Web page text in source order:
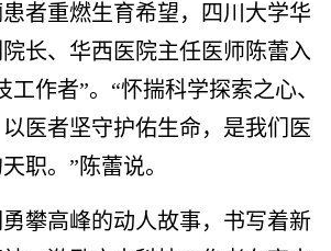
者重燃生育希望，四川大学华
长、华西医院主任医师陈蕾入
工作者”。“怀揣科学探索之心、
医者坚守护佑生命，是我们医
职。”陈蕾说。
攀高峰的动人故事，书写着新